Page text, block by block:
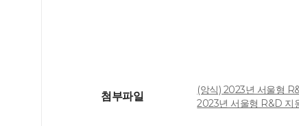
첨부파일
(앙식) 2023년 서울형
2023년 서울형 R&D 지